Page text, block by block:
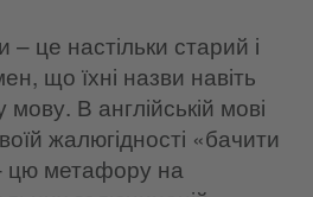
це настільки старий і
що їхні назви навіть
В англійській мові
жалюгідності «бачити
цю метафору на